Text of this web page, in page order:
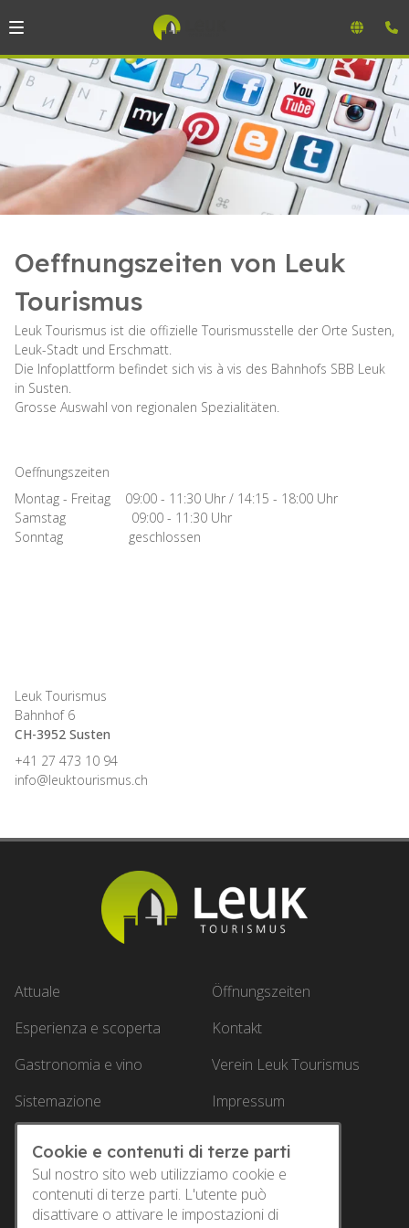
Oeffnungszeiten von Leuk
Tourismus
Leuk Tourismus ist die offizielle Tourismusstelle der Orte Susten,
Leuk-Stadt und Erschmatt.
Die Infoplattform befindet sich vis à vis des Bahnhofs SBB Leuk
in Susten.
Grosse Auswahl von regionalen Spezialitäten.
Oeffnungszeiten
Montag - Freitag 09:00 - 11:30 Uhr / 14:15 - 18:00 Uhr
Samstag 09:00 - 11:30 Uhr
Sonntag geschlossen
Leuk Tourismus
Bahnhof 6
CH-3952 Susten
+41 27 473 10 94
info@leuktourismus.ch
Attuale
Esperienza e scoperta
Gastronomia e vino
Sistemazione
Service
Öffnungszeiten
Kontakt
Verein Leuk Tourismus
Impressum
Cookie e contenuti di terze parti
Sul nostro sito web utilizziamo cookie e
contenuti di terze parti. L'utente può
disattivare o attivare le impostazioni di